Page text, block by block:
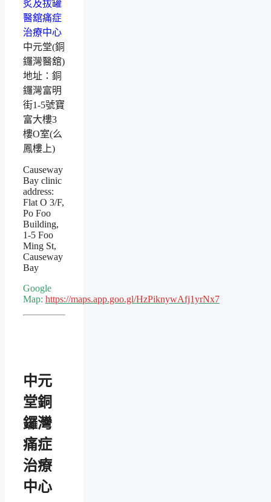
中元堂(銅
鑼灣醫舘)
地址：銅
鑼灣富明
街1-5號寶
富大樓3
樓O室(么
鳳樓上)
Causeway
Bay clinic
address:
Flat O 3/F,
Po Foo
Building,
1-5 Foo
Ming St,
Causeway
Bay
Google
Map: https://maps.app.goo.gl/HzPiknywAfj1yrNx7
中元
堂銅
鑼灣
痛症
治療
中心